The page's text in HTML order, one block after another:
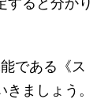
である《ス
ましょう。